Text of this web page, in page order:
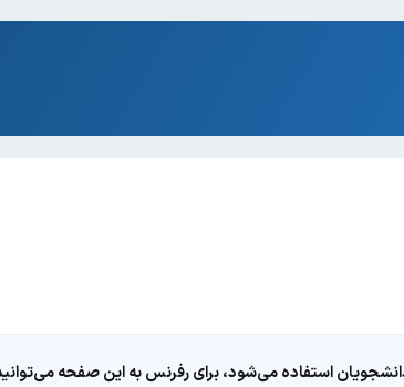
استفاده می‌شود، برای رفرنس به این صفحه می‌توانید